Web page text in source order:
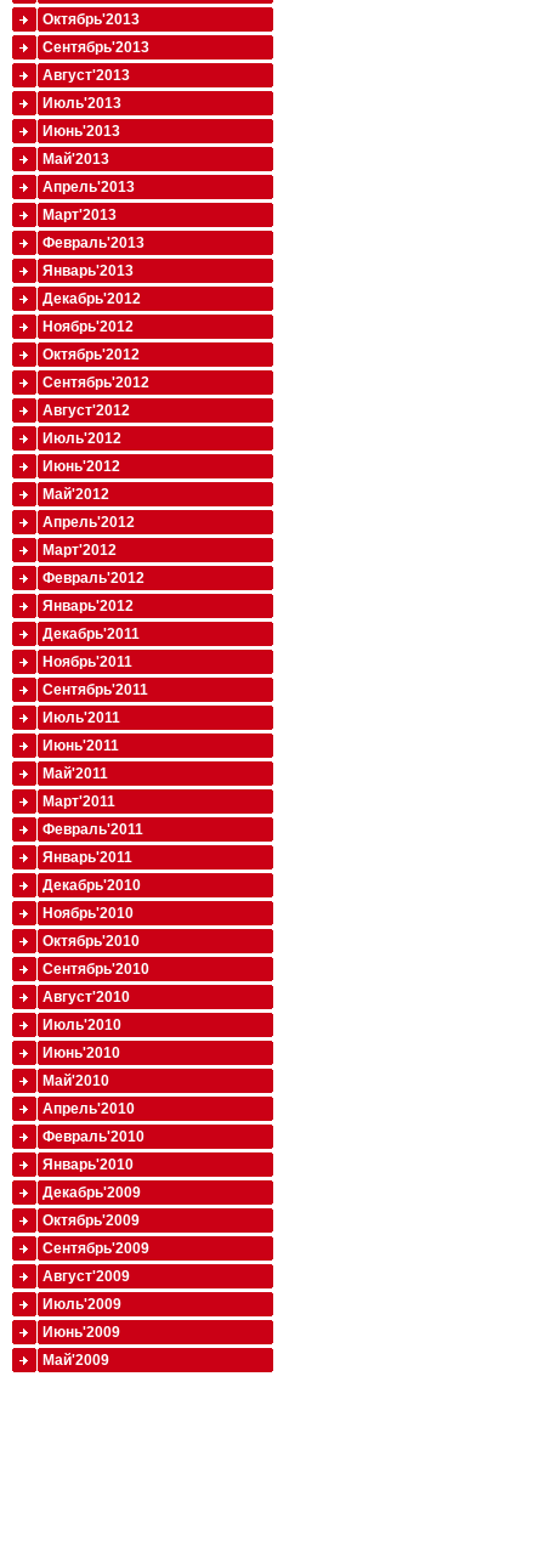
Октябрь'2013
Сентябрь'2013
Август'2013
Июль'2013
Июнь'2013
Май'2013
Апрель'2013
Март'2013
Февраль'2013
Январь'2013
Декабрь'2012
Ноябрь'2012
Октябрь'2012
Сентябрь'2012
Август'2012
Июль'2012
Июнь'2012
Май'2012
Апрель'2012
Март'2012
Февраль'2012
Январь'2012
Декабрь'2011
Ноябрь'2011
Сентябрь'2011
Июль'2011
Июнь'2011
Май'2011
Март'2011
Февраль'2011
Январь'2011
Декабрь'2010
Ноябрь'2010
Октябрь'2010
Сентябрь'2010
Август'2010
Июль'2010
Июнь'2010
Май'2010
Апрель'2010
Февраль'2010
Январь'2010
Декабрь'2009
Октябрь'2009
Сентябрь'2009
Август'2009
Июль'2009
Июнь'2009
Май'2009